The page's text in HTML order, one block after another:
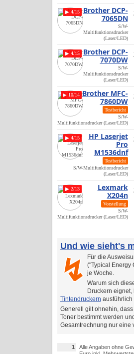
▶ 4/15
Brother DCP-
7065DN
S/W-
Multifunktionsdrucker
(Laser/LED)
▶ 4/15
Brother DCP-
7070DW
S/W-
Multifunktionsdrucker
(Laser/LED)
▶ 10/14 Brother MFC-
7860DW
Testbericht
S/W-
Multifunktionsdrucker (Laser/LED)
▶ 4/15
HP Laserjet
Pro
M1536dnf
Testbericht
S/W-Multifunktionsdrucker
(Laser/LED)
▶ 2/13
Lexmark
X204n
Vorstellung
S/W-
Multifunktionsdrucker (Laser/LED)
Und wie sieht's
↯
Für die
("Typical Energy
je Woche.
Warum sich
Druckern
Tintendruckern ausführlich
Generell gilt ohnehin,
Toner bestimmt werden
Gesamtrechnung nur eine
1
Alle Angaben ohne